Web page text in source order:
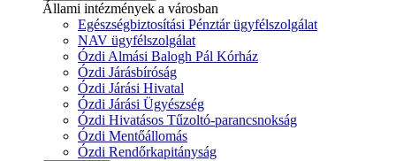
Állami intézmények a városban
Egészségbiztosítási Pénztár ügyfélszolgálat
NAV ügyfélszolgálat
Ózdi Almási Balogh Pál Kórház
Ózdi Járásbíróság
Ózdi Járási Hivatal
Ózdi Járási Ügyészség
Ózdi Hivatásos Tűzoltó-parancsnokság
Ózdi Mentőállomás
Ózdi Rendőrkapitányság